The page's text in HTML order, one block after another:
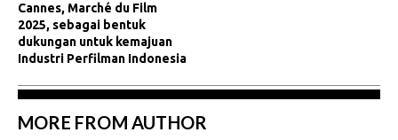
Cannes, Marché du Film
2025, sebagai bentuk
dukungan untuk kemajuan
Industri Perfilman Indonesia
MORE FROM AUTHOR